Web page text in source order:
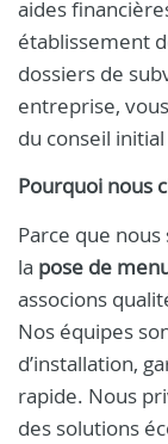
aides
établissement
dossiers de
entreprise,
du conseil
Pourquoi nous
Parce que
la pose de
associons
Nos équipes
d’installation,
rapide. Nous
des solutions